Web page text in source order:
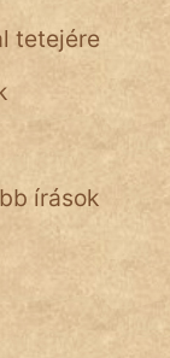
tetejére
írások